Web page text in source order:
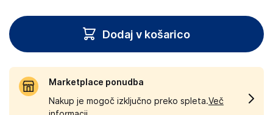
Dodaj v košarico
Marketplace ponudba
Nakup je mogoč izključno preko spleta.Več